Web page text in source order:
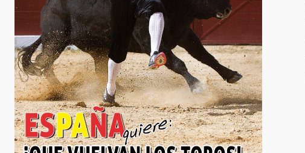
DEL
DE
ABRIL!